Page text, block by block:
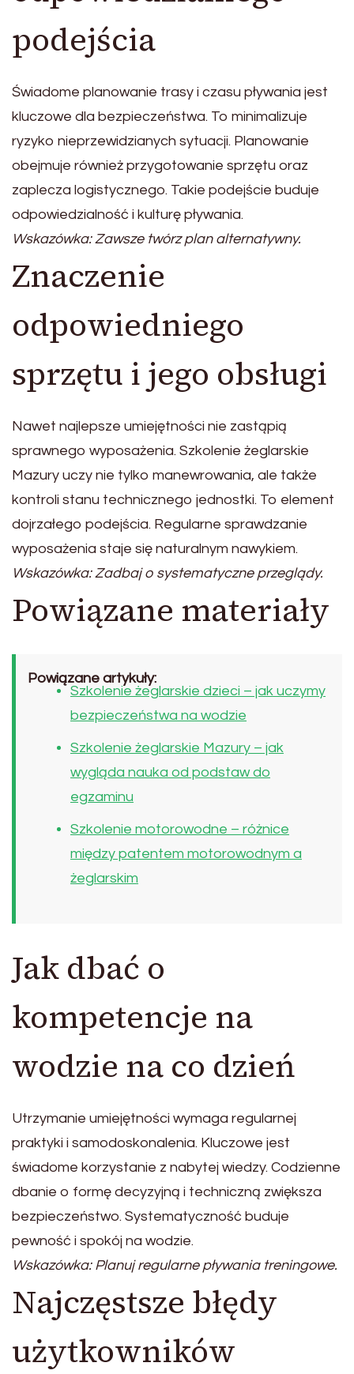
podejścia
Świadome planowanie trasy i czasu pływania jest
kluczowe dla bezpieczeństwa. To minimalizuje
ryzyko nieprzewidzianych sytuacji. Planowanie
obejmuje również przygotowanie sprzętu oraz
zaplecza logistycznego. Takie podejście buduje
odpowiedzialność i kulturę pływania.
Wskazówka: Zawsze twórz plan alternatywny.
Znaczenie
odpowiedniego
sprzętu i jego obsługi
Nawet najlepsze umiejętności nie zastąpią
sprawnego wyposażenia. Szkolenie żeglarskie
Mazury uczy nie tylko manewrowania, ale także
kontroli stanu technicznego jednostki. To element
dojrzałego podejścia. Regularne sprawdzanie
wyposażenia staje się naturalnym nawykiem.
Wskazówka: Zadbaj o systematyczne przeglądy.
Powiązane materiały
Powiązane artykuły:
Szkolenie żeglarskie dzieci – jak uczymy
bezpieczeństwa na wodzie
Szkolenie żeglarskie Mazury – jak
wygląda nauka od podstaw do
egzaminu
Szkolenie motorowodne – różnice
między patentem motorowodnym a
żeglarskim
Jak dbać o
kompetencje na
wodzie na co dzień
Utrzymanie umiejętności wymaga regularnej
praktyki i samodoskonalenia. Kluczowe jest
świadome korzystanie z nabytej wiedzy. Codzienne
dbanie o formę decyzyjną i techniczną zwiększa
bezpieczeństwo. Systematyczność buduje
pewność i spokój na wodzie.
Wskazówka: Planuj regularne pływania treningowe.
Najczęstsze błędy
użytkowników